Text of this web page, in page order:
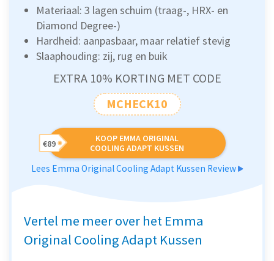
Materiaal: 3 lagen schuim (traag-, HRX- en
Diamond Degree-)
Hardheid: aanpasbaar, maar relatief stevig
Slaaphouding: zij, rug en buik
EXTRA 10% KORTING MET CODE
MCHECK10
KOOP EMMA ORIGINAL
COOLING ADAPT KUSSEN
€89
Lees Emma Original Cooling Adapt Kussen Review
Vertel me meer over het Emma
Original Cooling Adapt Kussen